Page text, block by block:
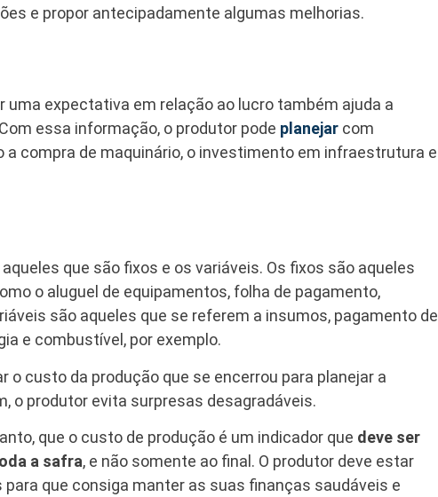
e propor antecipadamente algumas melhorias.
expectativa em relação ao lucro também ajuda a
essa informação, o produtor pode planejar com
compra de maquinário, o investimento em infraestrutura e
que são fixos e os variáveis. Os fixos são aqueles
o aluguel de equipamentos, folha de pagamento,
são aqueles que se referem a insumos, pagamento de
e combustível, por exemplo.
o custo da produção que se encerrou para planejar a
o produtor evita surpresas desagradáveis.
que o custo de produção é um indicador que deve ser
a safra, e não somente ao final. O produtor deve estar
que consiga manter as suas finanças saudáveis e